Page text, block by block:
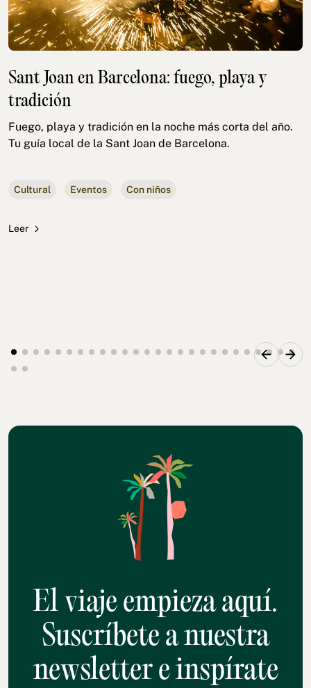
Sant Joan en Barcelona: fuego, playa y
tradición
Fuego, playa y tradición en la noche más corta del año.
Tu guía local de la Sant Joan de Barcelona.
Cultural Eventos Con niños
Leer
El viaje empieza aquí.
Suscríbete a nuestra
newsletter e inspírate